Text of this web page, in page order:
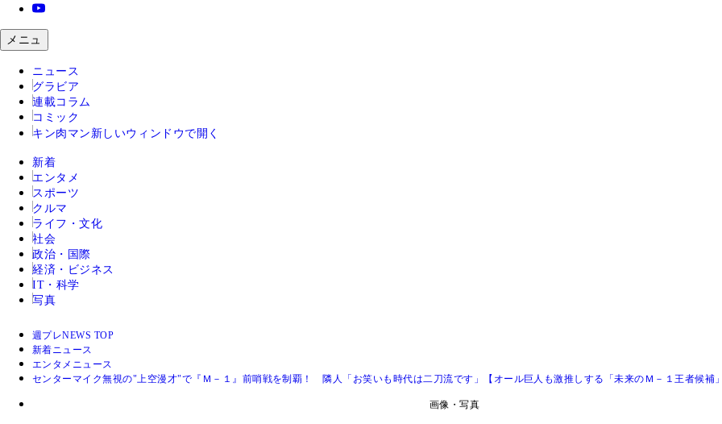
メニュ
ニュース
グラビア
連載コラム
コミック
キン肉マン 新しいウィンドウで開く
新着
エンタメ
スポーツ
クルマ
ライフ・文化
社会
政治・国際
経済・ビジネス
IT・科学
写真
週プレNEWS TOP
新着ニュース
エンタメニュース
センターマイク無視の"上空漫才"で『Ｍ－１』前哨戦を制覇！ 隣人「お笑いも時代は二刀流です」【オール巨人も激推しする「未来のＭ－１王者候補
画像・写真